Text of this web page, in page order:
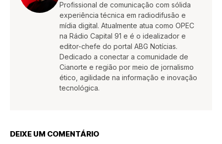
Profissional de comunicação com sólida
experiência técnica em radiodifusão e
mídia digital. Atualmente atua como OPEC
na Rádio Capital 91 e é o idealizador e
editor-chefe do portal ABG Notícias.
Dedicado a conectar a comunidade de
Cianorte e região por meio de jornalismo
ético, agilidade na informação e inovação
tecnológica.
DEIXE UM COMENTÁRIO